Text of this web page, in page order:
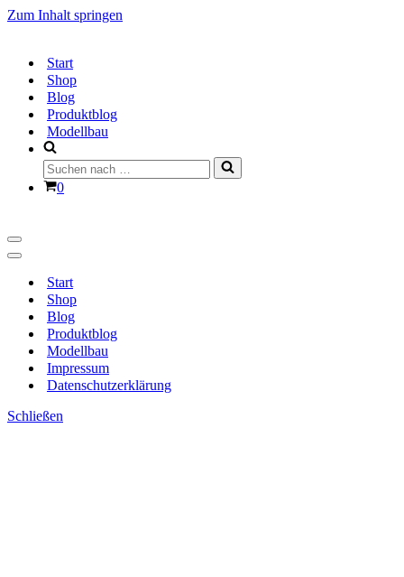
Zum Inhalt springen
Start
Shop
Blog
Produktblog
Modellbau
Suchen
nach …
Warenkorb
0
Navigationsmenü
Navigationsmenü
Start
Shop
Blog
Produktblog
Modellbau
Impressum
Datenschutzerklärung
Schließen